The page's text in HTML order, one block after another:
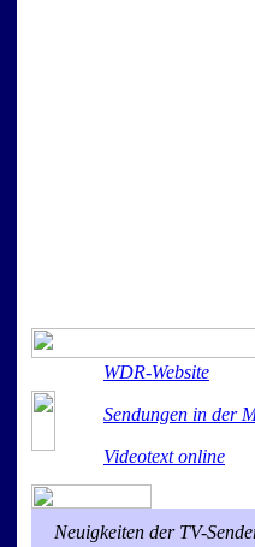
WDR-Website
Sendungen in der
Videotext online
Neuigkeiten der TV-